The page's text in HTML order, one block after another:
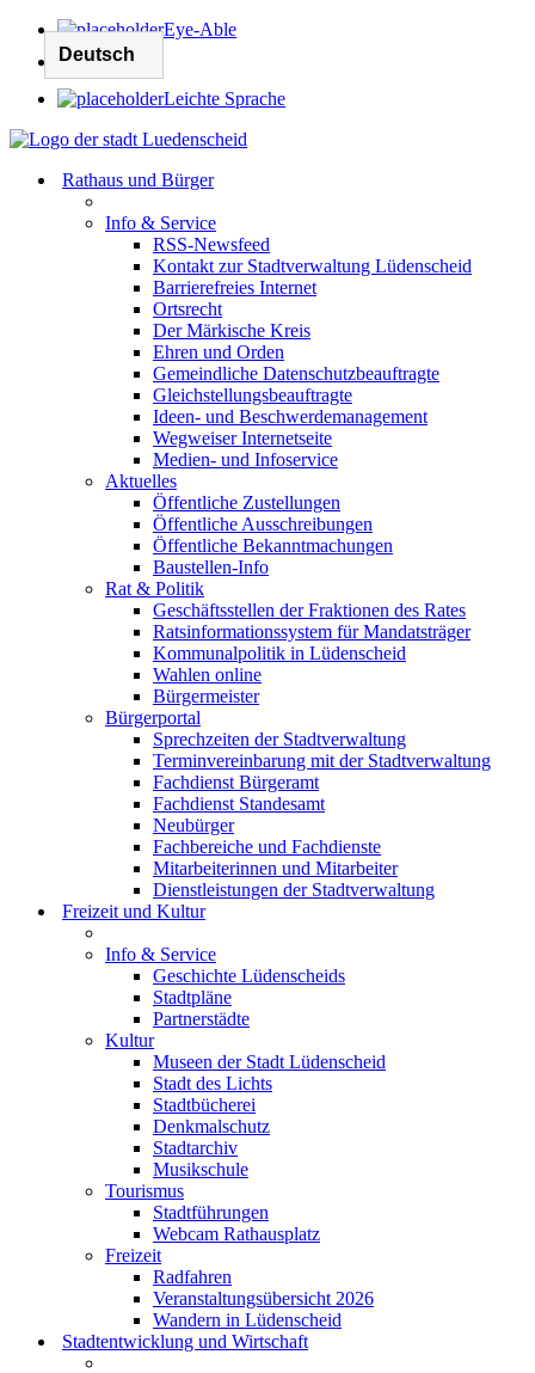
Eye-Able
Leichte Sprache
Rathaus und Bürger
Info & Service
RSS-Newsfeed
Kontakt zur Stadtverwaltung Lüdenscheid
Barrierefreies Internet
Ortsrecht
Der Märkische Kreis
Ehren und Orden
Gemeindliche Datenschutzbeauftragte
Gleichstellungsbeauftragte
Ideen- und Beschwerdemanagement
Wegweiser Internetseite
Medien- und Infoservice
Aktuelles
Öffentliche Zustellungen
Öffentliche Ausschreibungen
Öffentliche Bekanntmachungen
Baustellen-Info
Rat & Politik
Geschäftsstellen der Fraktionen des Rates
Ratsinformationssystem für Mandatsträger
Kommunalpolitik in Lüdenscheid
Wahlen online
Bürgermeister
Bürgerportal
Sprechzeiten der Stadtverwaltung
Terminvereinbarung mit der Stadtverwaltung
Fachdienst Bürgeramt
Fachdienst Standesamt
Neubürger
Fachbereiche und Fachdienste
Mitarbeiterinnen und Mitarbeiter
Dienstleistungen der Stadtverwaltung
Freizeit und Kultur
Info & Service
Geschichte Lüdenscheids
Stadtpläne
Partnerstädte
Kultur
Museen der Stadt Lüdenscheid
Stadt des Lichts
Stadtbücherei
Denkmalschutz
Stadtarchiv
Musikschule
Tourismus
Stadtführungen
Webcam Rathausplatz
Freizeit
Radfahren
Veranstaltungsübersicht 2026
Wandern in Lüdenscheid
Stadtentwicklung und Wirtschaft